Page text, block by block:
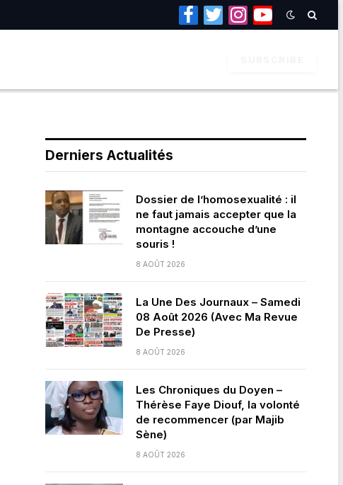
Facebook
TwitterInstagramYouTube
Derniers Actualités
Dossier de l’homosexualité : il
ne faut jamais accepter que la
montagne accouche d’une
souris !
8 AOÛT 2026
La Une Des Journaux – Samedi
08 Août 2026 (Avec Ma Revue
De Presse)
8 AOÛT 2026
Les Chroniques du Doyen –
Thérèse Faye Diouf, la volonté
de recommencer (par Majib
Sène)
8 AOÛT 2026